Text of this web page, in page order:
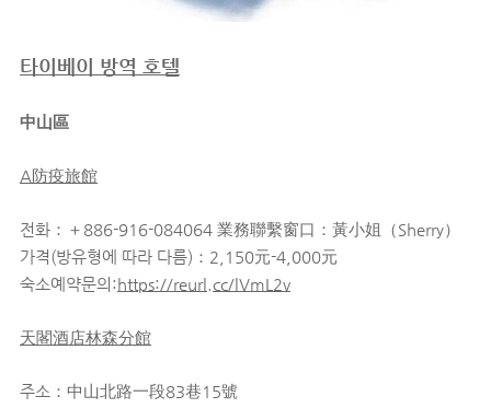
타이베이 방역 호텔
中山區
A防疫旅館
전화：＋886-916-084064 業務聯繫窗口：黃小姐（Sherry）
가격(방유형에 따라 다름)：2,150元-4,000元
숙소예약문의:https://reurl.cc/lVmL2v
天閣酒店林森分館
주소：中山北路一段83巷15號